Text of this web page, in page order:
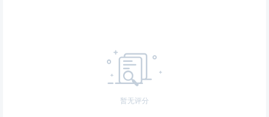
暂无评分